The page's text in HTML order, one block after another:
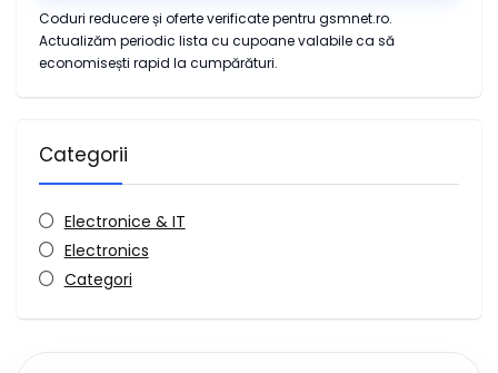
Coduri reducere și oferte verificate pentru gsmnet.ro.
Actualizăm periodic lista cu cupoane valabile ca să
economisești rapid la cumpărături.
Categorii
Electronice & IT
Electronics
Categori